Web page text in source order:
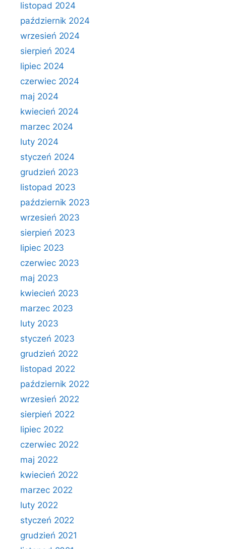
listopad 2024
październik 2024
wrzesień 2024
sierpień 2024
lipiec 2024
czerwiec 2024
maj 2024
kwiecień 2024
marzec 2024
luty 2024
styczeń 2024
grudzień 2023
listopad 2023
październik 2023
wrzesień 2023
sierpień 2023
lipiec 2023
czerwiec 2023
maj 2023
kwiecień 2023
marzec 2023
luty 2023
styczeń 2023
grudzień 2022
listopad 2022
październik 2022
wrzesień 2022
sierpień 2022
lipiec 2022
czerwiec 2022
maj 2022
kwiecień 2022
marzec 2022
luty 2022
styczeń 2022
grudzień 2021